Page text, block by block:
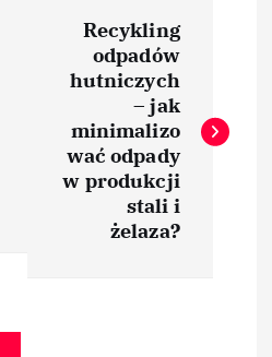
Recykling
odpadów
hutniczych
– jak
minimalizo
wać odpady
w produkcji
stali i
żelaza?